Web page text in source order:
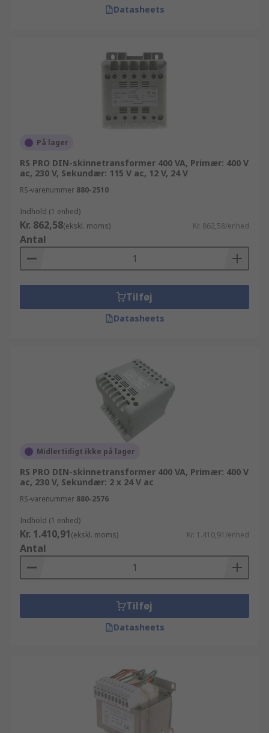
Datasheets
På lager
RS PRO DIN-skinnetransformer 400 VA, Primær: 400 V
ac, 230 V, Sekundær: 115 V ac, 12 V, 24 V
RS-varenummer 880-2510
Indhold (1 enhed)
Kr. 862,58(ekskl. moms) Kr. 862,58/enhed
Antal
Tilføj
Datasheets
Midlertidigt ikke på lager
RS PRO DIN-skinnetransformer 400 VA, Primær: 400 V
ac, 230 V, Sekundær: 2 x 24 V ac
RS-varenummer 880-2576
Indhold (1 enhed)
Kr. 1.410,91(ekskl. moms) Kr. 1.410,91/enhed
Antal
Tilføj
Datasheets